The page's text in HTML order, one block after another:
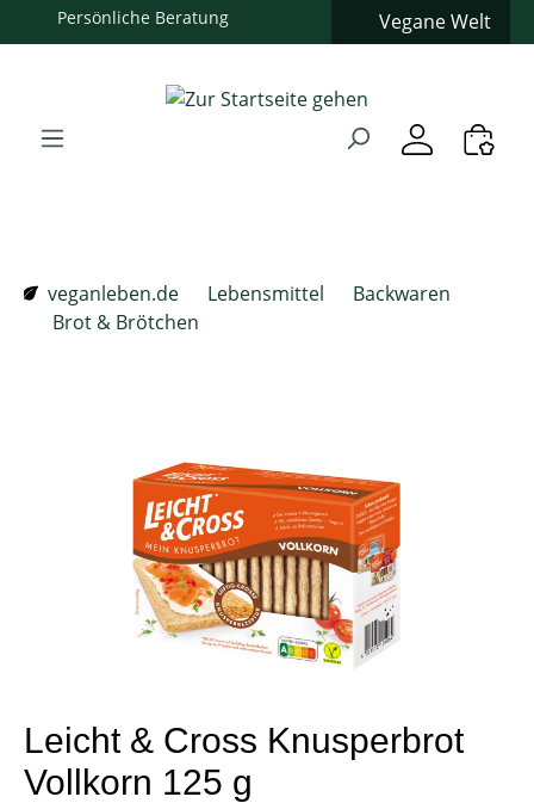
Zum Hauptinhalt springen
Zur Hauptnavigation springen
Vegane Welt
veganleben.de
Lebensmittel
Backwaren
Brot & Brötchen
Leicht & Cross Knusperbrot
Vollkorn 125 g